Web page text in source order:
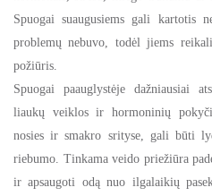
Spuogai suaugusiems gali kartotis
problemų nebuvo, todėl jiems
požiūris.
Spuogai paauglystėje dažniausiai
liaukų veiklos ir hormoninių
nosies ir smakro srityse, gali būti
riebumo. Tinkama veido priežiūra
ir apsaugoti odą nuo ilgalaikių